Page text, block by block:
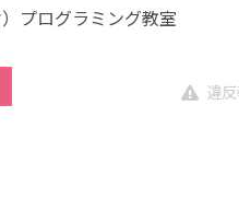
プログラミング教室
違